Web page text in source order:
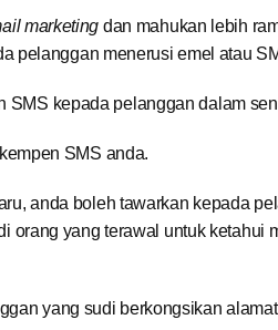
marketing dan mahukan lebih
pelanggan menerusi emel atau
kepada pelanggan dalam
SMS anda.
anda boleh tawarkan kepada
orang yang terawal untuk ketahui
yang sudi berkongsikan